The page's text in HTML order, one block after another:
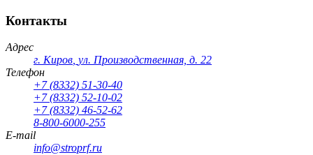
Контакты
Адрес
г. Киров ул. Производственная, д. 22
Телефон
+7 (8332) 51-30-40
+7 (8332) 52-10-02
+7 (8332) 46-52-62
8-800-6000-255
E-mail
info@stroprf.ru